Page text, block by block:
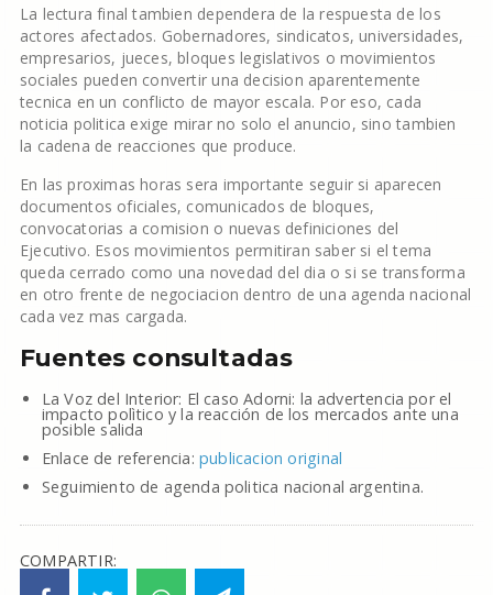
La lectura final tambien dependera de la respuesta de los
actores afectados. Gobernadores, sindicatos, universidades,
empresarios, jueces, bloques legislativos o movimientos
sociales pueden convertir una decision aparentemente
tecnica en un conflicto de mayor escala. Por eso, cada
noticia politica exige mirar no solo el anuncio, sino tambien
la cadena de reacciones que produce.
En las proximas horas sera importante seguir si aparecen
documentos oficiales, comunicados de bloques,
convocatorias a comision o nuevas definiciones del
Ejecutivo. Esos movimientos permitiran saber si el tema
queda cerrado como una novedad del dia o si se transforma
en otro frente de negociacion dentro de una agenda nacional
cada vez mas cargada.
Fuentes consultadas
La Voz del Interior: El caso Adorni: la advertencia por el
impacto polìtico y la reacción de los mercados ante una
posible salida
Enlace de referencia: publicacion original
Seguimiento de agenda politica nacional argentina.
COMPARTIR: